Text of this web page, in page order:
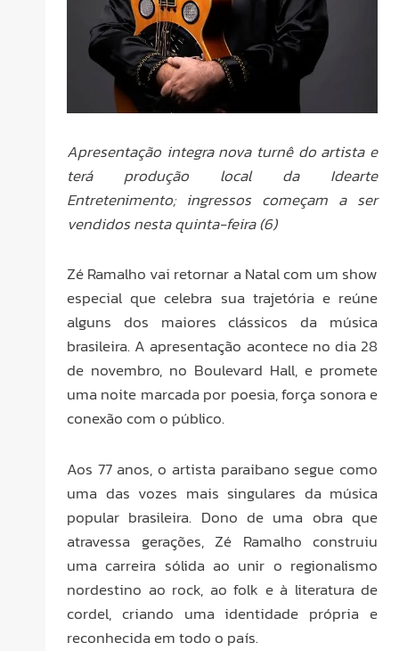
Apresentação integra nova turnê do artista e
terá produção local da Idearte
Entretenimento; ingressos começam a ser
vendidos nesta quinta-feira (6)
Zé Ramalho vai retornar a Natal com um show
especial que celebra sua trajetória e reúne
alguns dos maiores clássicos da música
brasileira. A apresentação acontece no dia 28
de novembro, no Boulevard Hall, e promete
uma noite marcada por poesia, força sonora e
conexão com o público.
Aos 77 anos, o artista paraibano segue como
uma das vozes mais singulares da música
popular brasileira. Dono de uma obra que
atravessa gerações, Zé Ramalho construiu
uma carreira sólida ao unir o regionalismo
nordestino ao rock, ao folk e à literatura de
cordel, criando uma identidade própria e
reconhecida em todo o país.